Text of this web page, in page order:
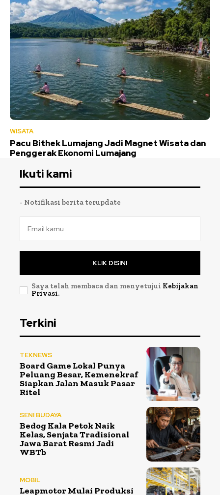
WISATA
Pacu Bithek Lumajang Jadi Magnet Wisata dan
Penggerak Ekonomi Lumajang
Ikuti kami
- Notifikasi berita terupdate
KLIK DISINI
Saya telah membaca dan menyetujui Kebijakan
Privasi.
Terkini
TEKNEWS
Board Game Lokal Punya
Peluang Besar, Kemenekraf
Siapkan Jalan Masuk Pasar
Ritel
SENI BUDAYA
Bedog Kala Petok Naik
Kelas, Senjata Tradisional
Jawa Barat Resmi Jadi
WBTb
MOBIL
Leapmotor Mulai Produksi